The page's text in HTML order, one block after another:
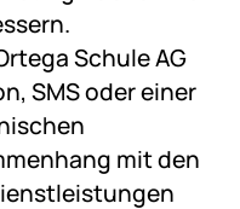
Schule AG
SMS oder einer
mit den